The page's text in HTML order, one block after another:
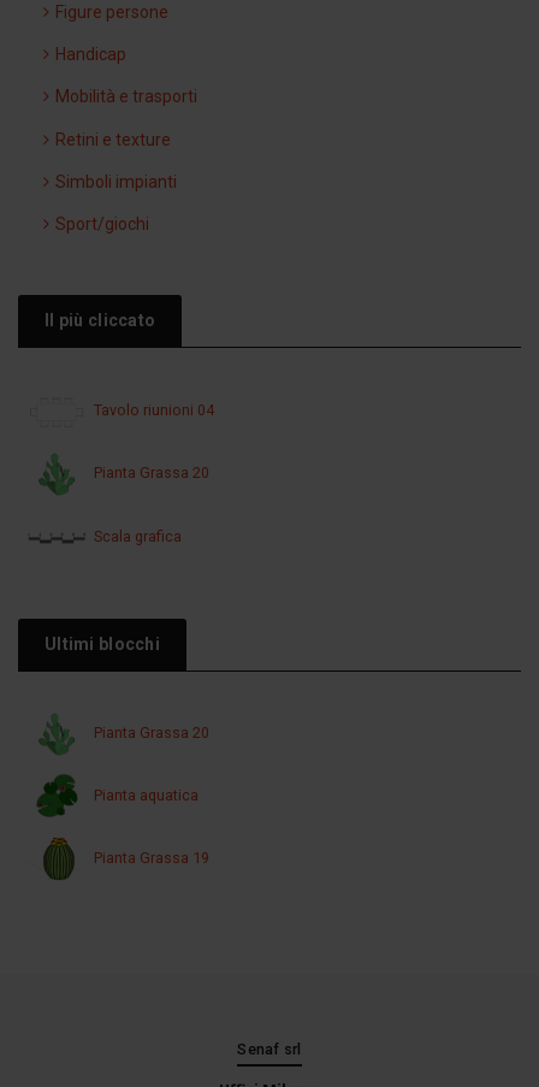
Figure persone
Handicap
Mobilità e trasporti
Retini e texture
Simboli impianti
Sport/giochi
Il più cliccato
Tavolo riunioni 04
Pianta Grassa 20
Scala grafica
Ultimi blocchi
Pianta Grassa 20
Pianta aquatica
Pianta Grassa 19
Senaf srl